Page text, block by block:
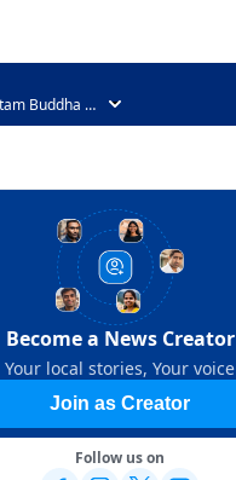
Noida, Gautam Buddha Nagar, Uttar Pradesh
Become a News Creator
Your local stories, Your voice
Join as Creator
Follow us on